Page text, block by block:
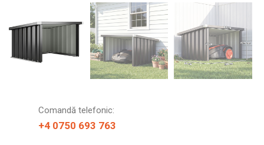
Comandă telefonic:
+4 0750 693 763